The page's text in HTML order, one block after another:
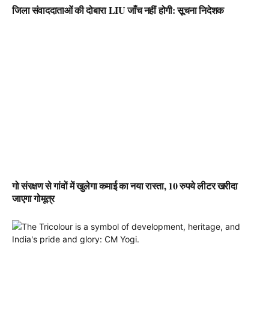
जिला संवाददाताओं की दोबारा LIU जाँच नहीं होगी: सूचना निदेशक
गो संरक्षण से गांवों में खुलेगा कमाई का नया रास्ता, 10 रुपये लीटर खरीदा
जाएगा गोमूत्र